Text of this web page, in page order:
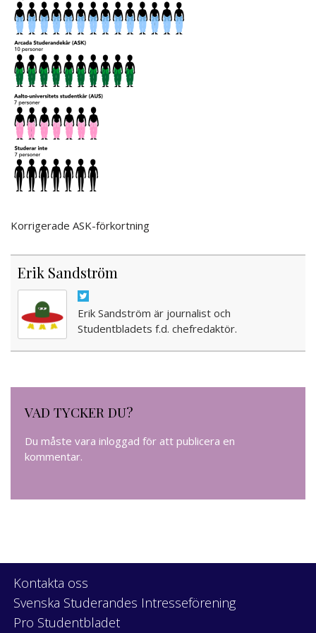
Korrigerade ASK-förkortning
Erik Sandström
Erik Sandström är journalist och
Studentbladets f.d. chefredaktör.
VAD TYCKER DU?
Du måste vara inloggad för att publicera en
kommentar.
Kontakta oss
Svenska Studerandes Intresseförening
Pro Studentbladet